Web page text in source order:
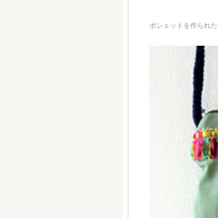
ポシェットを作られ